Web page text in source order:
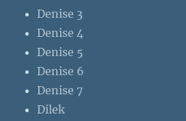
Denise 3
Denise 4
Denise 5
Denise 6
Denise 7
Dilek